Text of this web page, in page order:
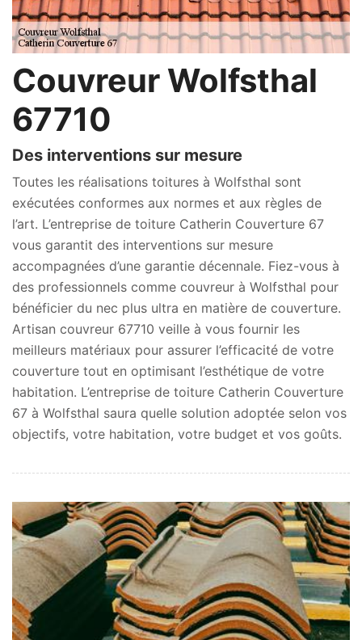
Couvreur Wolfsthal
67710
Des interventions sur mesure
Toutes les réalisations toitures à Wolfsthal sont
exécutées conformes aux normes et aux règles de
l’art. L’entreprise de toiture Catherin Couverture 67
vous garantit des interventions sur mesure
accompagnées d’une garantie décennale. Fiez-vous à
des professionnels comme couvreur à Wolfsthal pour
bénéficier du nec plus ultra en matière de couverture.
Artisan couvreur 67710 veille à vous fournir les
meilleurs matériaux pour assurer l’efficacité de votre
couverture tout en optimisant l’esthétique de votre
habitation. L’entreprise de toiture Catherin Couverture
67 à Wolfsthal saura quelle solution adoptée selon vos
objectifs, votre habitation, votre budget et vos goûts.